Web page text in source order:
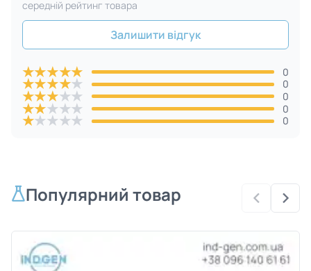
cередній рейтинг товара
Залишити відгук
★★★★★ 0
★★★★★ 0
★★★★★ 0
★★★★★ 0
★★★★★ 0
Популярний товар